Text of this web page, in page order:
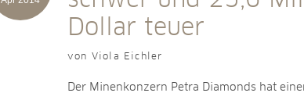
Dollar teuer
von Viola Eichler
Der Minenkonzern Petra Diamonds hat